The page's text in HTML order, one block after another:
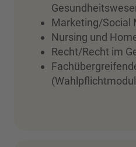
Marketing/Social
Nursing und
Recht/Recht im